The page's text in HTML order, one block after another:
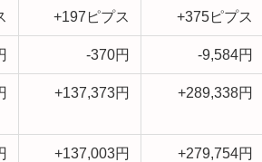
+197ピプス +375ピプス
-370円 -9,584円
+137,373円 +289,338円
+137,003円 +279,754円